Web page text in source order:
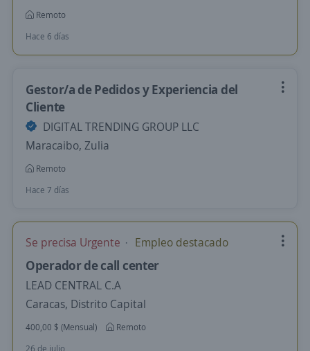
Remoto
Hace 6 días
Gestor/a de Pedidos y Experiencia del
Cliente
DIGITAL TRENDING GROUP LLC
Maracaibo, Zulia
Remoto
Hace 7 días
Se precisa Urgente Empleo destacado
Operador de call center
LEAD CENTRAL C.A
Caracas, Distrito Capital
400,00 $ (Mensual)
Remoto
26 de julio